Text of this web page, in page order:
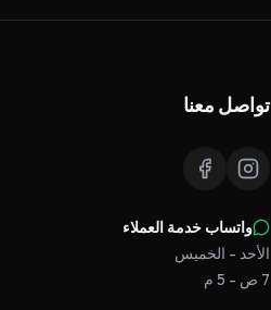
تواصل معنا
واتساب خدمة العملاء
الأحد - الخميس
7 ص - 5 م